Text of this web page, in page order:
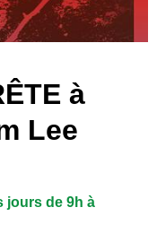
à
Lee
jours de 9h à